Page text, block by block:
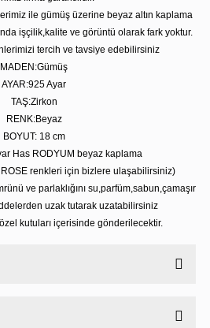
ile gümüş üzerine beyaz altın kaplama
işçilik,kalite ve görüntü olarak fark yoktur.
tercih ve tavsiye edebilirsiniz
MADEN:Gümüş
AYAR:925 Ayar
TAŞ:Zirkon
RENK:Beyaz
BOYUT: 18 cm
Has RODYUM beyaz kaplama
renkleri için bizlere ulaşabilirsiniz)
ve parlaklığını su,parfüm,sabun,çamaşır
uzak tutarak uzatabilirsiniz
kutuları içerisinde gönderilecektir.